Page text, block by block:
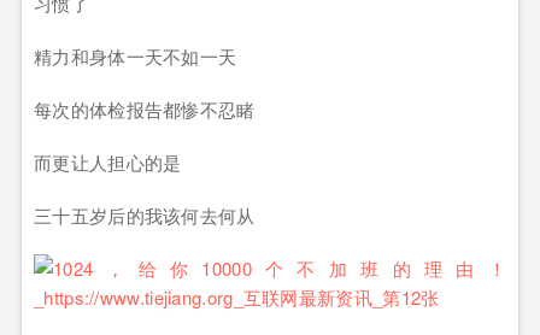
精力和身体一天不如一天
每次的体检报告都惨不忍睹
而更让人担心的是
三十五岁后的我该何去何从